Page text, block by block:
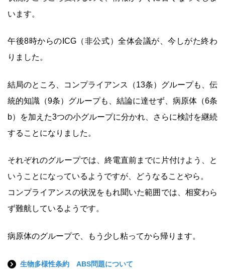
います。
午後8時からのICG（非公式）全体会議が、今しがた終わ
りました。
結局のところ、コンプライアンス（13条）グループも、伝
統的知識（9条）グループも、結論に達せず、病原体（6条
b）を加えた3つの小グループに分かれ、さらに検討を継続
することになりました。
それぞれのグループでは、終電直前までに片付けよう、と
いうことになっているようですが、どうなることやら。
コンプライアンスの状況をもれ聞いた範囲では、相変わら
ず難航しているようです。
病原体のグループで、もう少し粘ってから帰ります。
生物多様性条約 ABS問題について